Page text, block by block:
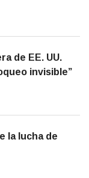
de EE. UU.
invisible”
la lucha de